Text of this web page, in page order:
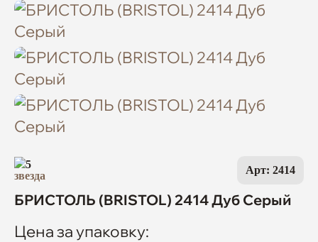
5 Арт: 2414
БРИСТОЛЬ (BRISTOL) 2414 Дуб Серый
Цена за упаковку: